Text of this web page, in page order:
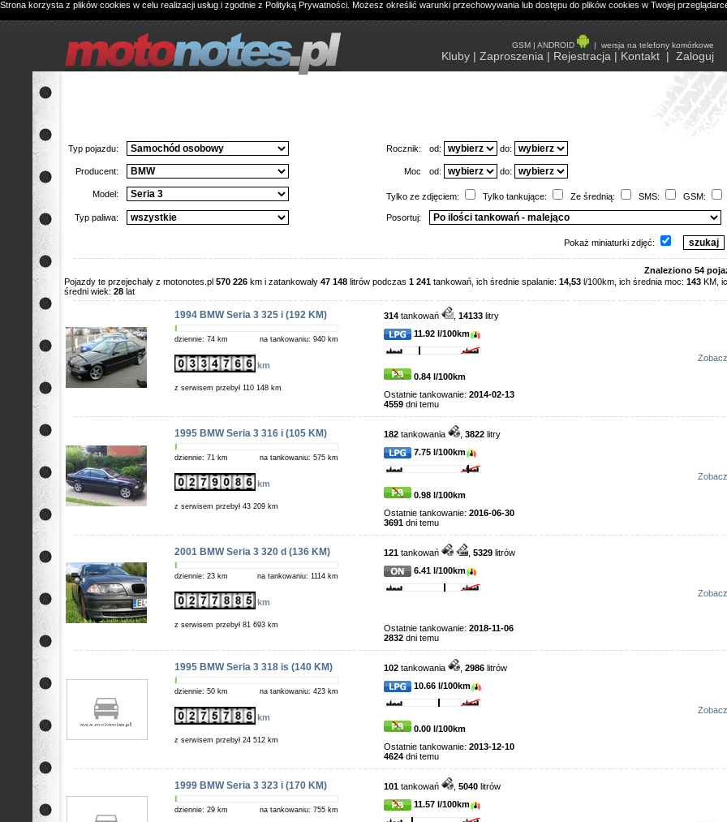
Strona korzysta z plików cookies w celu realizacji usług i zgodnie z Polityką Prywatności . Możesz określić warunki przechowywania lub dostępu do plików cookies w Twojej
GSM | ANDROID | wersja na telefony komórkowe
Kluby | Zaproszenia | Rejestracja | Kontakt | Zaloguj
Typ pojazdu: Rocznik: od: do:
Producent: Moc od: do:
Model: Tylko ze zdjęciem: Tylko tankujące: Ze średnią: SMS: GSM:
Typ paliwa: Posortuj:
Pokaż miniaturki zdjęć:
Znaleziono 54
Pojazdy te przejechały z motonotes.pl 570 226 km i zatankowały 47 148 litrów podczas 1 241 tankowań, ich średnie spalanie: 14,53 l/100km, ich średnia moc: 143 KM,
średni wiek: 28 lat
1994 BMW Seria 3 325 i (192 KM)
dziennie: 74 km na tankowaniu: 940 km
km
z serwisem przebył 110 148 km
314 tankowań 14133 litry
11.92 l/100km
0.84 l/100km
Ostatnie tankowanie: 2014-02-13
4559 dni temu
Zobacz
1995 BMW Seria 3 316 i (105 KM)
dziennie: 71 km na tankowaniu: 575 km
km
z serwisem przebył 43 209 km
182 tankowania 3822 litry
7.75 l/100km
0.98 l/100km
Ostatnie tankowanie: 2016-06-30
3691 dni temu
Zobacz
2001 BMW Seria 3 320 d (136 KM)
dziennie: 23 km na tankowaniu: 1114 km
km
z serwisem przebył 81 693 km
121 tankowań 5329 litrów
6.41 l/100km
Ostatnie tankowanie: 2018-11-06
2832 dni temu
Zobacz
1995 BMW Seria 3 318 is (140 KM)
dziennie: 50 km na tankowaniu: 423 km
km
z serwisem przebył 24 512 km
102 tankowania 2986 litrów
10.66 l/100km
0.00 l/100km
Ostatnie tankowanie: 2013-12-10
4624 dni temu
Zobacz
1999 BMW Seria 3 323 i (170 KM)
dziennie: 29 km na tankowaniu: 755 km
101 tankowań 5040 litrów
11.57 l/100km